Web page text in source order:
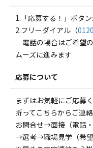
1.「応募する！」ボタ
2.フリーダイアル（
電話の場合はご希望
ムーズに進みます
応募について
まずはお気軽にご応募
折ってこちらからご連絡
お問合せ→面接（電話・
→選考→職場見学（希